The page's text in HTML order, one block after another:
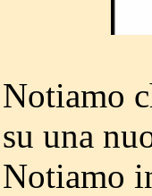
Notiamo
su una
Notiamo